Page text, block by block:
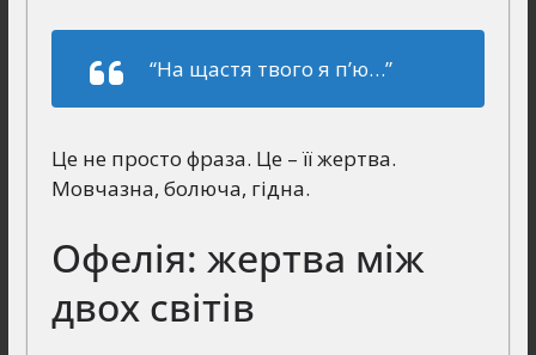
“На щастя твого я п’ю…”
Це не просто фраза. Це – її жертва.
Мовчазна, болюча, гідна.
Офелія: жертва між
двох світів